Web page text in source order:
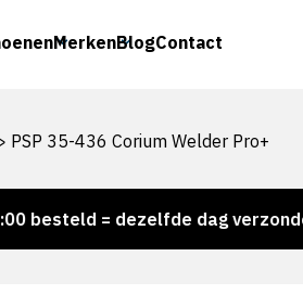
MerkenBlogContact
PSP 35-436 Corium Welder Pro+
= dezelfde dag verzonden